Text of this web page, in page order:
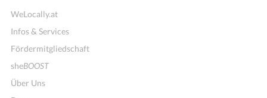
WeLocally.at
Infos & Services
Fördermitgliedschaft
sheBOOST
Über Uns